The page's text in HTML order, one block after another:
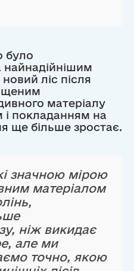
було
ліс після
матеріалу
і покладанням на
ще більше зростає.
значною мірою
матеріалом
ніж викидає
але ми
точно, якою